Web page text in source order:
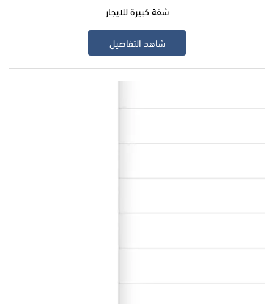
شقة كبيرة للايجار
شاهد التفاصيل